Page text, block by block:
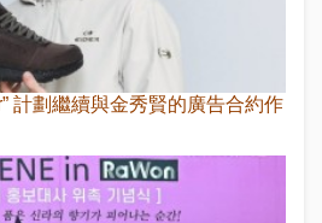
計劃繼續與金秀賢的廣告合約作